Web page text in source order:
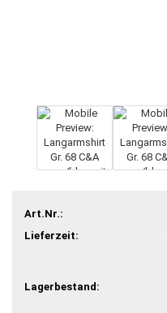
Art.Nr.:
Lieferzeit:
Lagerbestand: